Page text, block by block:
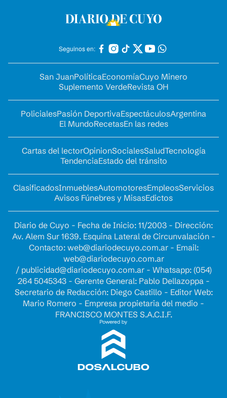
Seguinos en:
San JuanPolíticaEconomíaCuyo Minero
Suplemento VerdeRevista OH
PolicialesPasión DeportivaEspectáculosArgentina
El MundoRecetasEn las redes
Cartas del lectorOpinionSocialesSaludTecnología
TendenciaEstado del tránsito
ClasificadosInmueblesAutomotoresEmpleosServicios
Avisos Fúnebres y MisasEdictos
Diario de Cuyo - Fecha de Inicio: 11/2003 - Dirección:
Av. Alem Sur 1639. Esquina Lateral de Circunvalación -
Contacto: web@diariodecuyo.com.ar- Email:
web@diariodecuyo.com.ar
/ publicidad@diariodecuyo.com.ar- Whatsapp: (054)
264 5045343 - Gerente General: Pablo Dellazoppa -
Secretario de Redacción: Diego Castillo - Editor Web:
Mario Romero - Empresa propietaria del medio -
FRANCISCO MONTES S.A.C.I.F.